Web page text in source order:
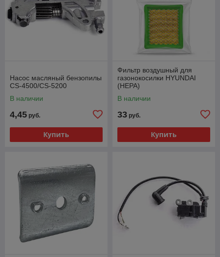
Насос масляный бензопилы
CS-4500/CS-5200
В наличии
4,45 руб.
Купить
Фильтр воздушный для
газонокосилки HYUNDAI
(HEPA)
В наличии
33 руб.
Купить